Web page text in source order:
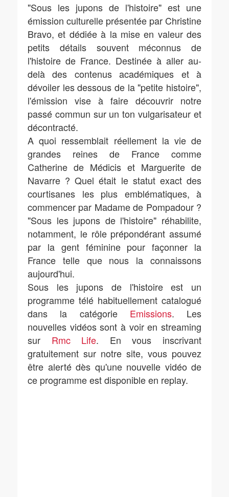
"Sous les jupons de l'histoire" est une
émission culturelle présentée par Christine
Bravo, et dédiée à la mise en valeur des
petits détails souvent méconnus de
l'histoire de France. Destinée à aller au-
delà des contenus académiques et à
dévoiler les dessous de la "petite histoire",
l'émission vise à faire découvrir notre
passé commun sur un ton vulgarisateur et
décontracté.
A quoi ressemblait réellement la vie de
grandes reines de France comme
Catherine de Médicis et Marguerite de
Navarre ? Quel était le statut exact des
courtisanes les plus emblématiques, à
commencer par Madame de Pompadour ?
"Sous les jupons de l'histoire" réhabilite,
notamment, le rôle prépondérant assumé
par la gent féminine pour façonner la
France telle que nous la connaissons
aujourd'hui.
Sous les jupons de l'histoire est un
programme télé habituellement catalogué
dans la catégorie Emissions. Les
nouvelles vidéos sont à voir en streaming
sur Rmc Life. En vous inscrivant
gratuitement sur notre site, vous pouvez
être alerté dès qu'une nouvelle vidéo de
ce programme est disponible en replay.